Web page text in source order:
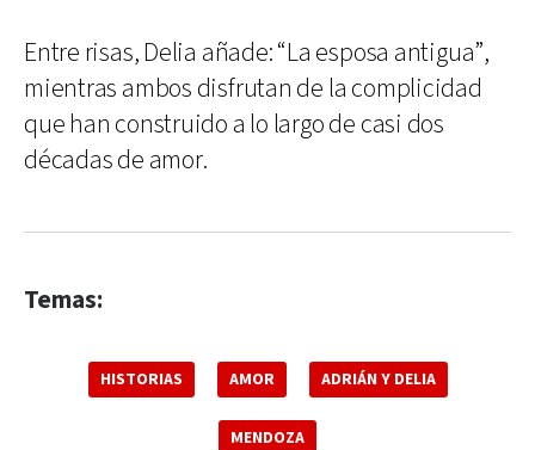
Entre risas, Delia añade: “La esposa antigua”,
mientras ambos disfrutan de la complicidad
que han construido a lo largo de casi dos
décadas de amor.
Temas:
HISTORIAS AMOR ADRIÁN Y DELIA
MENDOZA